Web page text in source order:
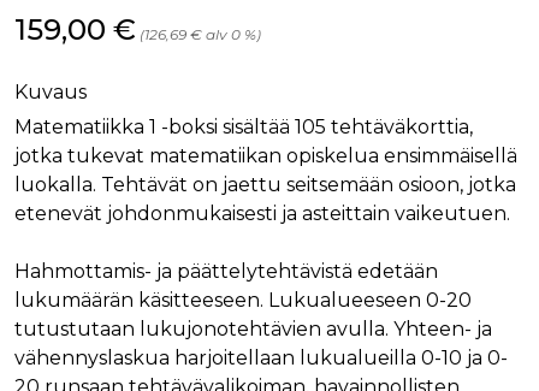
Hinta nyt
159,00 € (126,69 € alv 0 %)
Kuvaus
Matematiikka 1 -boksi sisältää 105 tehtäväkorttia,
jotka tukevat matematiikan opiskelua ensimmäisellä
luokalla. Tehtävät on jaettu seitsemään osioon, jotka
etenevät johdonmukaisesti ja asteittain vaikeutuen.
Hahmottamis- ja päättelytehtävistä edetään
lukumäärän käsitteeseen. Lukualueeseen 0-20
tutustutaan lukujonotehtävien avulla. Yhteen- ja
vähennyslaskua harjoitellaan lukualueilla 0-10 ja 0-
20 runsaan tehtävävalikoiman, havainnollisten